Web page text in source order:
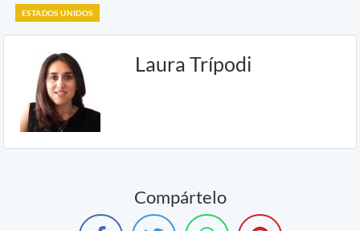
ESTADOS UNIDOS
Laura Trípodi
Compártelo